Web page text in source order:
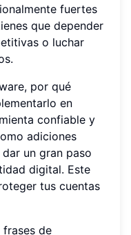
fuertes
que depender
o luchar
por qué
en
confiable y
adiciones
un gran paso
digital. Este
tus cuentas
de